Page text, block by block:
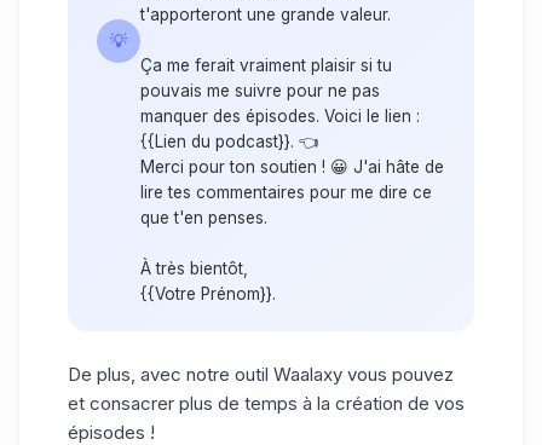
💡
t'apporteront une grande valeur.
Ça me ferait vraiment plaisir si tu
pouvais me suivre pour ne pas
manquer des épisodes. Voici le lien :
{{Lien du podcast}}. 👈
Merci pour ton soutien ! 😀 J'ai hâte de
lire tes commentaires pour me dire ce
que t'en penses.
À très bientôt,
{{Votre Prénom}}.
De plus, avec notre outil Waalaxy vous pouvez
et consacrer plus de temps à la création de vos
épisodes !